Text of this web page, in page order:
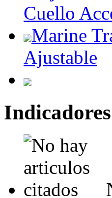
Cuello
Marine
Ajustable
Indicadores